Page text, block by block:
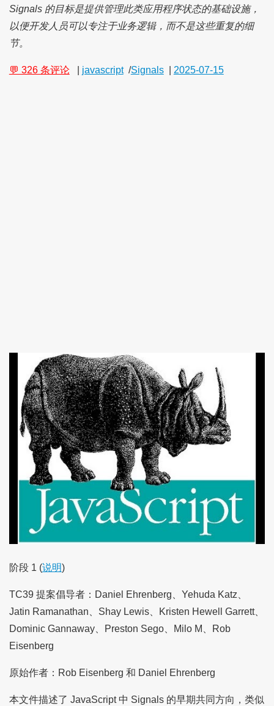
Signals 的目标是提供管理此类应用程序状态的基础设施，
以便开发人员可以专注于业务逻辑，而不是这些重复的细
节。
💬 326 条评论 javascript /Signals 2025-07-15
阶段 1 (说明)
TC39 提案倡导者：Daniel Ehrenberg、Yehuda Katz、
Jatin Ramanathan、Shay Lewis、Kristen Hewell Garrett、
Dominic Gannaway、Preston Sego、Milo M、Rob
Eisenberg
原始作者：Rob Eisenberg 和 Daniel Ehrenberg
本文件描述了 JavaScript 中 Signals 的早期共同方向，类似